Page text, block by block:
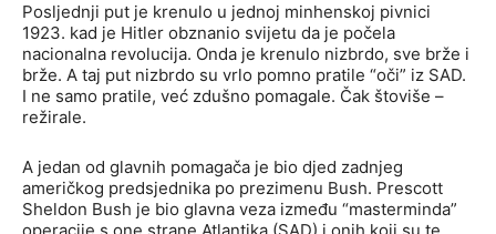
Posljednji put je krenulo u jednoj minhenskoj pivnici
1923. kad je Hitler obznanio svijetu da je počela
nacionalna revolucija. Onda je krenulo nizbrdo, sve brže i
brže. A taj put nizbrdo su vrlo pomno pratile “oči” iz SAD.
I ne samo pratile, već zdušno pomagale. Čak štoviše –
režirale.
A jedan od glavnih pomagača je bio djed zadnjeg
američkog predsjednika po prezimenu Bush. Prescott
Sheldon Bush je bio glavna veza između “masterminda”